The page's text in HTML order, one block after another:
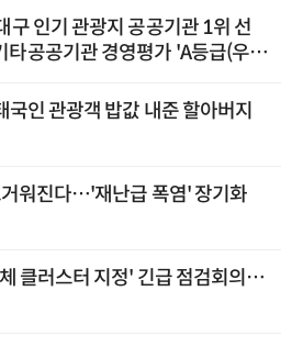
구 인기 관광지 공공기관 1위 선
공공기관 경영평가 'A등급(우수)'
국인 관광객 밥값 내준 할아버지
거워진다…'재난급 폭염' 장기화
클러스터 지정' 긴급 점검회의…